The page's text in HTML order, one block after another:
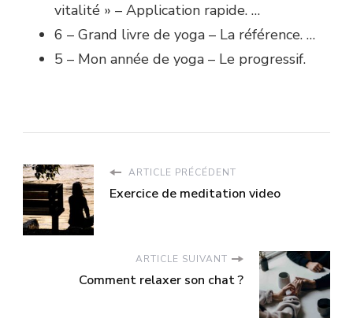
vitalité » – Application rapide. …
6 – Grand livre de yoga – La référence. …
5 – Mon année de yoga – Le progressif.
ARTICLE PRÉCÉDENT
Exercice de meditation video
ARTICLE SUIVANT
Comment relaxer son chat ?